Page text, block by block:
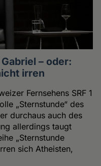
– oder:
irren
Fernsehens SRF 1
„Sternstunde“ des
durchaus auch des
allerdings taugt
„Sternstunde
sich Atheisten,